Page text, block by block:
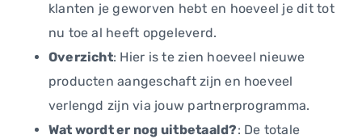
klanten je geworven hebt en hoeveel je dit tot
nu toe al heeft opgeleverd.
Overzicht: Hier is te zien hoeveel nieuwe
producten aangeschaft zijn en hoeveel
verlengd zijn via jouw partnerprogramma.
Wat wordt er nog uitbetaald?: De totale